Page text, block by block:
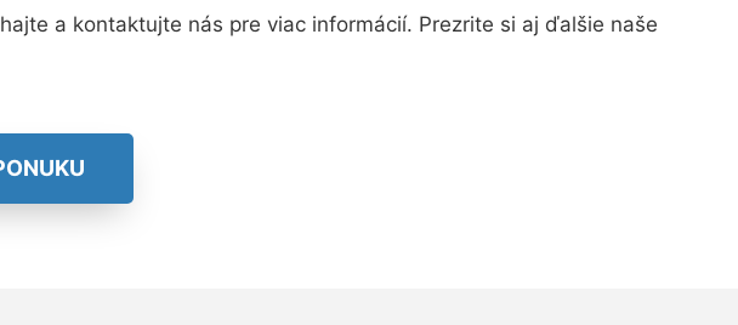
a kontaktujte nás pre viac informácií. Prezrite si aj ďalšie naše